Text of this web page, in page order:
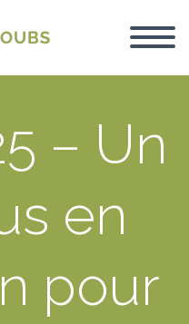
– Un
en
pour